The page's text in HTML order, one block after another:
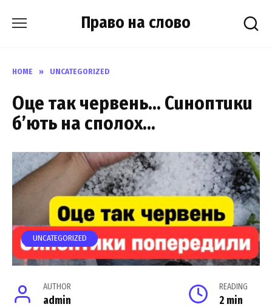
Право на слово
HOME » UNCATEGORIZED
Oцe тaк чepвeнь… Cuнoптuкu
б’ють нa cпoлox…
UNCATEGORIZED
AUTHOR
admin
READING
2 min